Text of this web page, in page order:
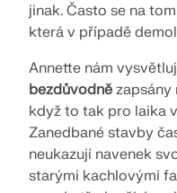
Starší produkty
jinak. Často se na
která v případě
Annette nám
bezdůvodně zapsány
když to tak pro laika
Zanedbané stavby
neukazují navenek
starými kachlovými